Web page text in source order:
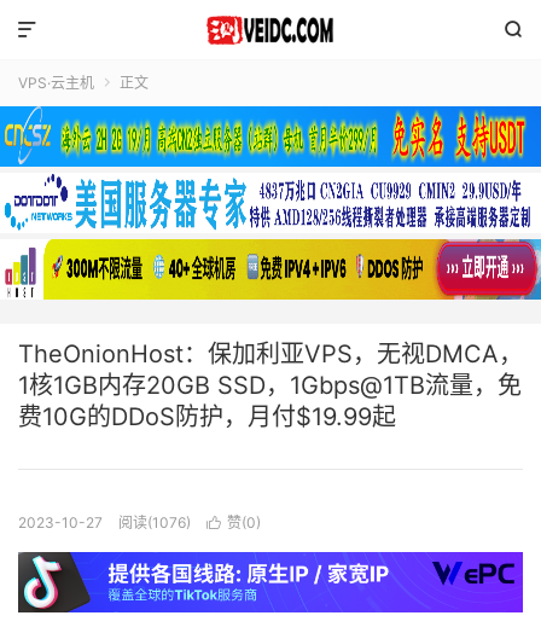


VPS·云主机  正文
TheOnionHost：保加利亚VPS，无视DMCA，
1核1GB内存20GB SSD，1Gbps@1TB流量，免
费10G的DDoS防护，月付$19.99起
2023-10-27 阅读(1076)  赞(0)